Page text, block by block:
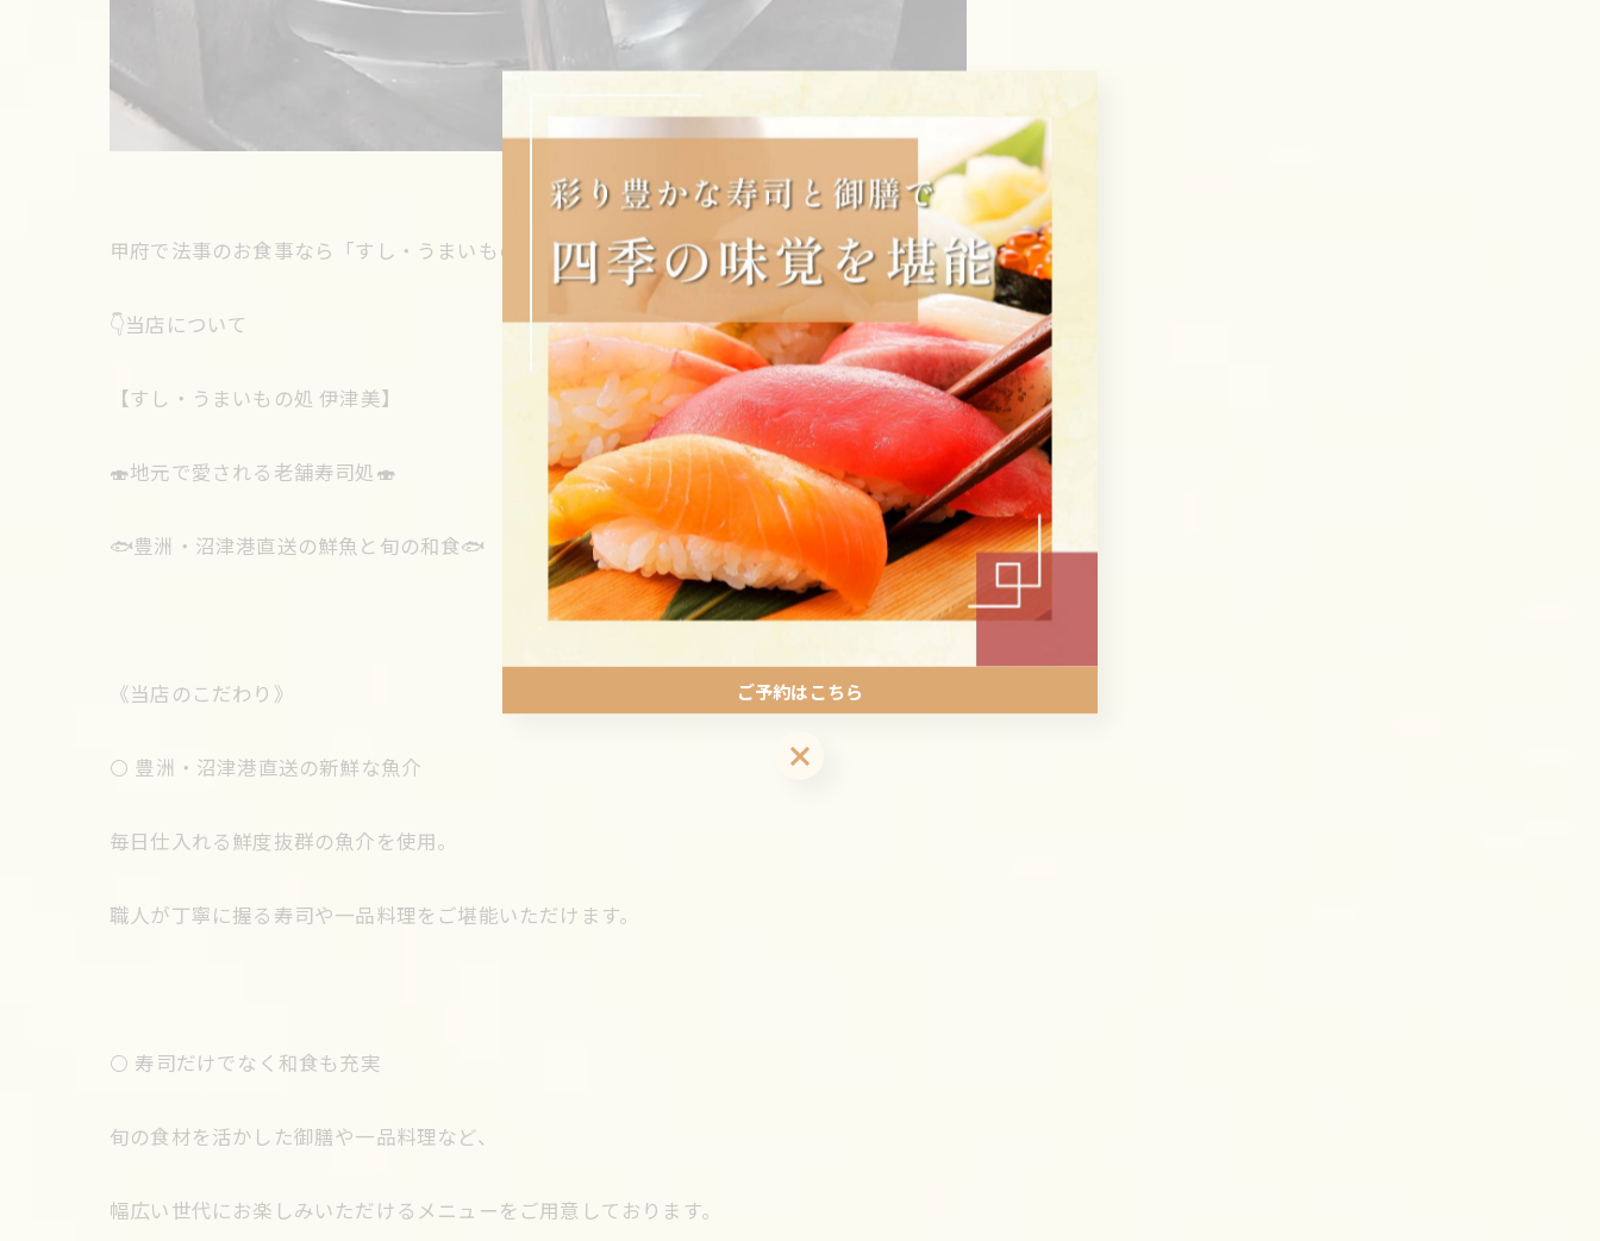
甲府で法事のお食事なら「すし・うまいもの処 伊津美」にお任せください。
👇当店について
【すし・うまいもの処 伊津美】
🍣地元で愛される老舗寿司処🍣
🐟豊洲・沼津港直送の鮮魚と旬の和食🐟
《当店のこだわり》
⚪️ 豊洲・沼津港直送の新鮮な魚介
毎日仕入れる鮮度抜群の魚介を使用。
職人が丁寧に握る寿司や一品料理をご堪能いただけます。
⚪️ 寿司だけでなく和食も充実
旬の食材を活かした御膳や一品料理など、
幅広い世代にお楽しみいただけるメニューをご用意しております。
ご予約はこちら
ご予約はこちら